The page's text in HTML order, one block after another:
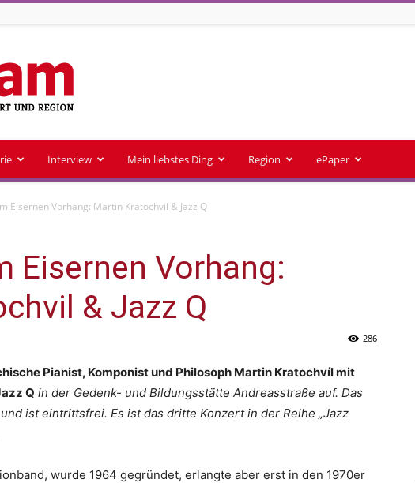
Interview Mein liebstes Ding Region ePaper
Eisernen Vorhang: Martin Kratochvil & Jazz Q
Eisernen Vorhang:
& Jazz Q
286
Pianist, Komponist und Philosoph Martin Kratochvíl mit
Q in der Gedenk- und Bildungsstätte Andreasstraße auf. Das
ist eintrittsfrei. Es ist das dritte Konzert in der Reihe „Jazz
wurde 1964 gegründet, erlangte aber erst in den 1970er